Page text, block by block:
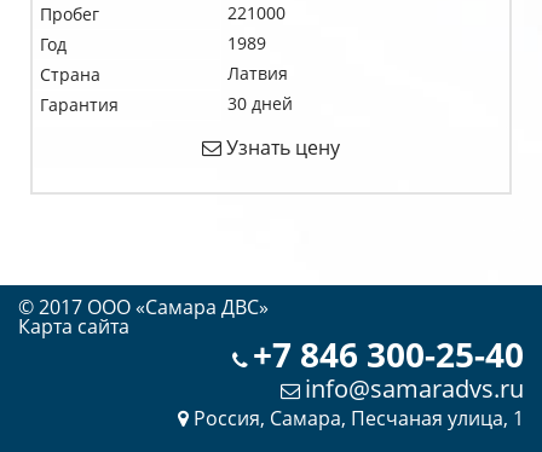
Пробег
221000
Год
1989
Страна
Латвия
Гарантия
30 дней
Узнать цену
© 2017 OOO «Самара ДВС»
Карта сайта
+7 846 300-25-40
info@samaradvs.ru
Россия, Самара, Песчаная улица, 1